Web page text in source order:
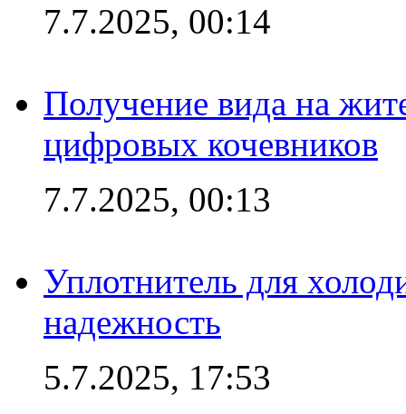
7.7.2025, 00:14
Получение вида на
цифровых кочевников
7.7.2025, 00:13
Уплотнитель для
надежность
5.7.2025, 17:53